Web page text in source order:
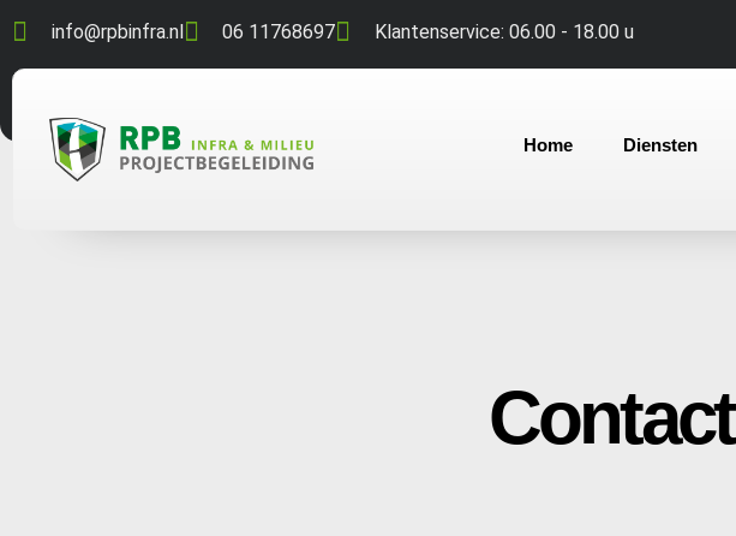
info@rpbinfra.nl 06 11768697 Klantenservice: 06.00 - 18.00 u
Home Diensten
Contact